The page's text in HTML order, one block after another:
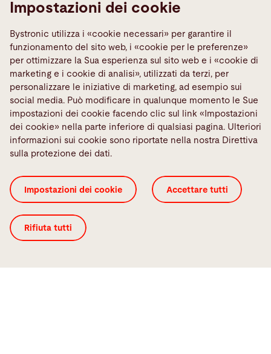
professionale – uno straordinario compromesso.
Verificare le macchine disponibili
Facendo clic sull’applicazione, viene inviata una
richiesta contenente il Suo indirizzo IP, a un
offerente esterno.
Contatto
Impostazioni dei cookie
Bystronic utilizza i «cookie necessari» per garantire il
funzionamento del sito web, i «cookie per le preferenze»
per ottimizzare la Sua esperienza sul sito web e i «cookie di
marketing e i cookie di analisi», utilizzati da terzi, per
personalizzare le iniziative di marketing, ad esempio sui
social media. Può modificare in qualunque momento le Sue
impostazioni dei cookie facendo clic sul link «Impostazioni
dei cookie» nella parte inferiore di qualsiasi pagina. Ulteriori
informazioni sui cookie sono riportate nella nostra Direttiva
sulla protezione dei dati.
Impostazioni dei cookie Accettare tutti
Rifiuta tutti